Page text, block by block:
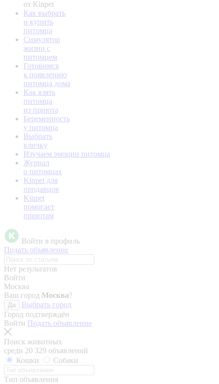
от Kinpet
Как выбрать
и купить
питомца
Симулятор
жизни с
питомцем
Готовимся
к появлению
питомца дома
Как взять
питомца
из приюта
Беременность
у питомца
Выбрать
кличку
Изучаем эмоции питомца
Журнал
о питомцах
Kinpet для
продавцов
Kinpet
помогает
приютам
Войти в профиль
Подать объявление
Нет результатов
Войти
Москва
Ваш город Москва?
Да
Выбрать город
Город подтверждён
Войти Подать объявление
Поиск животных
среди 20 329 объявлений
Кошки
Собаки
Тип объявления